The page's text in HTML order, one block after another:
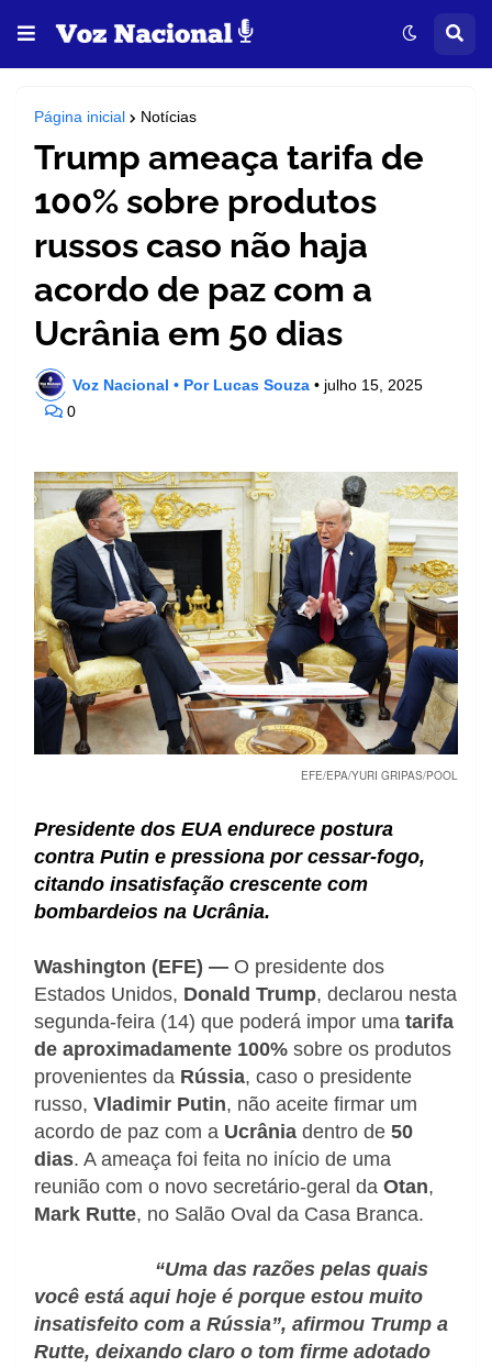
Página inicial Notícias
Trump ameaça tarifa de
100% sobre produtos
russos caso não haja
acordo de paz com a
Ucrânia em 50 dias
Voz Nacional • Por Lucas Souza • julho 15, 2025
0
EFE/EPA/YURI GRIPAS/POOL
Presidente dos EUA endurece postura
contra Putin e pressiona por cessar-fogo,
citando insatisfação crescente com
bombardeios na Ucrânia.
Washington (EFE) — O presidente dos
Estados Unidos, Donald Trump, declarou nesta
segunda-feira (14) que poderá impor uma tarifa
de aproximadamente 100% sobre os produtos
provenientes da Rússia, caso o presidente
russo, Vladimir Putin, não aceite firmar um
acordo de paz com a Ucrânia dentro de 50
dias. A ameaça foi feita no início de uma
reunião com o novo secretário-geral da Otan,
Mark Rutte, no Salão Oval da Casa Branca.
“Uma das razões pelas quais
você está aqui hoje é porque estou muito
insatisfeito com a Rússia”, afirmou Trump a
Rutte, deixando claro o tom firme adotado